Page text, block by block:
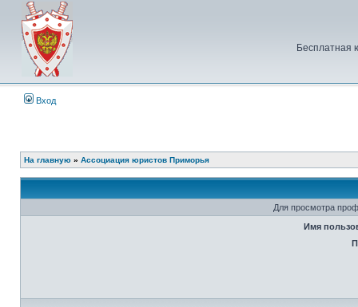
Бесплатная
Вход
На главную » Ассоциация юристов Приморья
Для просмотра
Имя